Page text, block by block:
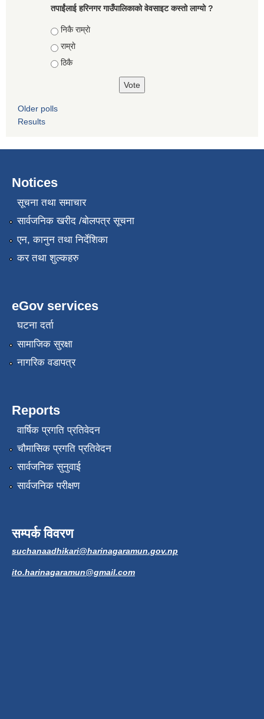
तपाईंलाई हरिनगर गाउँपालिकाको वेवसाइट कस्तो लाग्यो ?
Choices
निकै राम्राे
राम्राे
ठिकै
Older polls
Results
Notices
सूचना तथा समाचार
सार्वजनिक खरीद /बोलपत्र सूचना
एन, कानुन तथा निर्देशिका
कर तथा शुल्कहरु
eGov services
घटना दर्ता
सामाजिक सुरक्षा
नागरिक वडापत्र
Reports
वार्षिक प्रगति प्रतिवेदन
चौमासिक प्रगति प्रतिवेदन
सार्वजनिक सुनुवाई
सार्वजनिक परीक्षण
सम्पर्क विवरण
suchanaadhikari@harinagaramun.gov.np
ito.harinagaramun@gmail.com